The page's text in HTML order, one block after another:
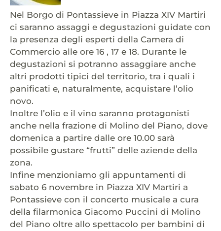
Nel Borgo di Pontassieve in Piazza XIV Martiri
ci saranno assaggi e degustazioni guidate con
la presenza degli esperti della Camera di
Commercio alle ore 16 , 17 e 18. Durante le
degustazioni si potranno assaggiare anche
altri prodotti tipici del territorio, tra i quali i
panificati e, naturalmente, acquistare l’olio
novo.
Inoltre l’olio e il vino saranno protagonisti
anche nella frazione di Molino del Piano, dove
domenica a partire dalle ore 10.00 sarà
possibile gustare “frutti” delle aziende della
zona.
Infine menzioniamo gli appuntamenti di
sabato 6 novembre in Piazza XIV Martiri a
Pontassieve con il concerto musicale a cura
della filarmonica Giacomo Puccini di Molino
del Piano oltre allo spettacolo per bambini di